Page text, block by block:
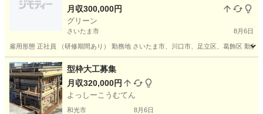
物好きの方必見☆庭師☆造園☆やる気さえあれば
未経験からでもOK！！女性でもOK！！やりがい
あります！！
月収300,000円
グリーン
さいたま市 8月6日
雇用形態 正社員 （研修期間あり） 勤務地 さいたま市、川口市、足立区、葛飾区 勤
埼玉 さいたま市 その他
型枠大工募集
月収320,000円
よっしーこうむてん
和光市 8月6日